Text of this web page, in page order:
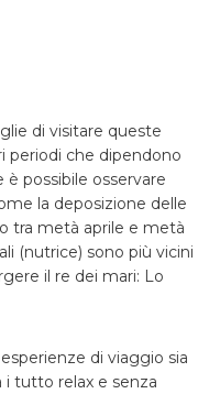
di visitare queste
periodi che dipendono
possibile osservare
la deposizione delle
tra metà aprile e metà
(nutrice) sono più vicini
il re dei mari: Lo
di viaggio sia
i tutto relax e senza